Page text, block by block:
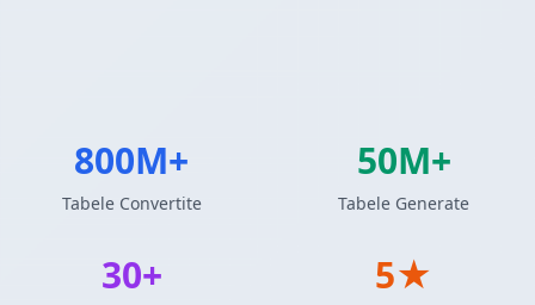
800M+
Tabele Convertite
50M+
Tabele Generate
30+ 5★